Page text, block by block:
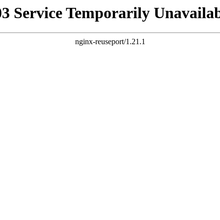
Service Temporarily
nginx-reuseport/1.21.1